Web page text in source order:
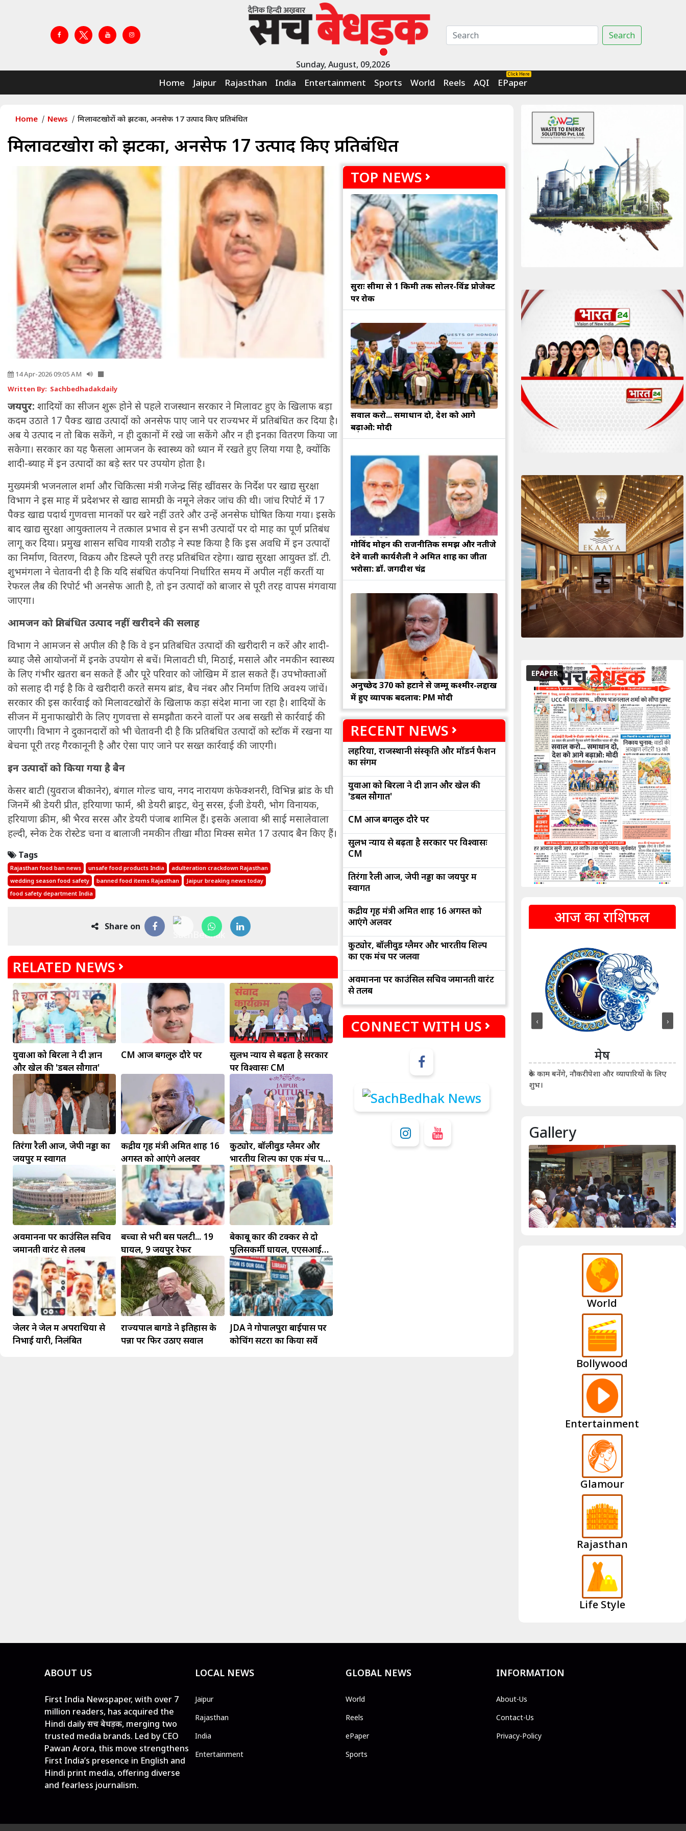
Sunday, August, 09,2026
Search
Home Jaipur Rajasthan India Entertainment Sports World Reels AQI
Click Here
EPaper
Home News मिलावटखोरों को झटका, अनसेफ 17 उत्पाद किए प्रतिबंधित
मिलावटखोरों को झटका, अनसेफ 17 उत्पाद किए प्रतिबंधित
14 Apr-2026 09:05 AM
Written By: Sachbedhadakdaily
जयपुर: शादियों का सीजन शुरू होने से पहले राजस्थान सरकार ने मिलावट हुए के खिलाफ बड़ा
कदम उठाते 17 पैक्ड खाद्य उत्पादों को अनसेफ पाए जाने पर राज्यभर में प्रतिबंधित कर दिया है।
अब ये उत्पाद न तो बिक सकेंगे, न ही दुकानों में रखे जा सकेंगे और न ही इनका वितरण किया जा
सकेगा। सरकार का यह फैसला आमजन के स्वास्थ्य को ध्यान में रखते हुए लिया गया है, क्योंकि
शादी-ब्याह में इन उत्पादों का बड़े स्तर पर उपयोग होता है।
मुख्यमंत्री भजनलाल शर्मा और चिकित्सा मंत्री गजेन्द्र सिंह खींवसर के निर्देश पर खाद्य सुरक्षा
विभाग ने इस माह में प्रदेशभर से खाद्य सामग्री के नमूने लेकर जांच की थी। जांच रिपोर्ट में 17
पैक्ड खाद्य पदार्थ गुणवत्ता मानकों पर खरे नहीं उतरे और उन्हें अनसेफ घोषित किया गया। इसके
बाद खाद्य सुरक्षा आयुक्तालय ने तत्काल प्रभाव से इन सभी उत्पादों पर दो माह का पूर्ण प्रतिबंध
लागू कर दिया। प्रमुख शासन सचिव गायत्री राठौड़ ने स्पष्ट किया है कि इस अवधि में इन उत्पादों
का निर्माण, वितरण, विक्रय और डिस्प्ले पूरी तरह प्रतिबंधित रहेगा। खाद्य सुरक्षा आयुक्त डॉ. टी.
शुभमंगला ने चेतावनी दी है कि यदि संबंधित कंपनियां निर्धारित समय में अपील नहीं करतीं या
रेफरल लैब की रिपोर्ट भी अनसेफ आती है, तो इन उत्पादों को बाजार से पूरी तरह वापस मंगवाया
जाएगा।
आमजन को प्रतिबंधित उत्पाद नहीं खरीदने की सलाह
विभाग ने आमजन से अपील की है कि वे इन प्रतिबंधित उत्पादों की खरीदारी न करें और शादी-
ब्याह जैसे आयोजनों में इनके उपयोग से बचें। मिलावटी घी, मिठाई, मसाले और नमकीन स्वास्थ्य
के लिए गंभीर खतरा बन सकते हैं और पूरे परिवार को जोखिम में डाल सकते हैं। उपभोक्ताओं
को सलाह दी गई है कि वे खरीदारी करते समय ब्रांड, बैच नंबर और निर्माण तिथि अवश्य जांचें।
सरकार की इस कार्रवाई को मिलावटखोरों के खिलाफ कड़ा संदेश माना जा रहा है। शादियों के
सीजन में मुनाफाखोरी के लिए गुणवत्ता से समझौता करने वालों पर अब सख्ती से कार्रवाई की
जाएगी। विभाग ने दुकानदारों को भी चेतावनी दी है कि प्रतिबंधित उत्पादों को स्टॉक में रखना या
बेचना पूरी तरह गैरकानूनी है और ऐसा पाए जाने पर सख्त कार्रवाई की जाएगी।
इन उत्पादों को किया गया है बैन
केसर बाटी (युवराज बीकानेर), बंगाल गोल्ड चाय, नगद नारायण कंफेक्शनरी, विभिन्न ब्रांड के घी
जिनमें श्री डेयरी प्रीत, हरियाणा फार्म, श्री डेयरी ब्राइट, थेनु सरस, ईजी डेयरी, भोग विनायक,
हरियाणा क्रीम, श्री भैरव सरस और डेयरी पंजाब शामिल हैं। इसके अलावा श्री साई मसालेवाला
हल्दी, स्नेक टेक रोस्टेड चना व बालाजी नमकीन तीखा मीठा मिक्स समेत 17 उत्पाद बैन किए हैं।
Tags
Rajasthan food ban news unsafe food products India
adulteration crackdown Rajasthan
wedding season food safety
banned food items Rajasthan
Jaipur breaking news today
food safety department India
Share on
RELATED NEWS
युवाओं को बिरला ने दी ज्ञान
और खेल की 'डबल सौगात'
CM आज बेंगलुरु दौरे पर
सुलभ न्याय से बढ़ता है सरकार
पर विश्वासः CM
तिरंगा रैली आज, जेपी नड्डा का
जयपुर में स्वागत
केंद्रीय गृह मंत्री अमित शाह 16
अगस्त को आएंगे अलवर
कुट्योर, बॉलीवुड ग्लैमर और
भारतीय शिल्प का एक मंच पर
जलवा
अवमानना पर काउंसिल सचिव
जमानती वारंट से तलब
बच्चों से भरी बस पलटी... 19
घायल, 9 जयपुर रेफर
बेकाबू कार की टक्कर से दो
पुलिसकर्मी घायल, एएसआई
की हालत गंभीर
जेलर ने जेल में अपराधियों से
निभाई यारी, निलंबित
राज्यपाल बागडे ने इतिहास के
पन्नों पर फिर उठाए सवाल
JDA ने गोपालपुरा बाईपास पर
कोचिंग सेंटरों का किया सर्वे
TOP NEWS
सुरक्षाः सीमा से 1 किमी तक सोलर-विंड प्रोजेक्ट
पर रोक
सवाल करो... समाधान दो, देश को आगे
बढ़ाओ: मोदी
गोविंद मोहन की राजनीतिक समझ और नतीजे
देने वाली कार्यशैली ने अमित शाह का जीता
भरोसा: डॉ. जगदीश चंद्र
अनुच्छेद 370 को हटाने से जम्मू कश्मीर-लद्दाख
में हुए व्यापक बदलाव: PM मोदी
RECENT NEWS
लहरिया, राजस्थानी संस्कृति और मॉडर्न फैशन
का संगम
युवाओं को बिरला ने दी ज्ञान और खेल की
'डबल सौगात'
CM आज बेंगलुरु दौरे पर
सुलभ न्याय से बढ़ता है सरकार पर विश्वासः
CM
तिरंगा रैली आज, जेपी नड्डा का जयपुर में
स्वागत
केंद्रीय गृह मंत्री अमित शाह 16 अगस्त को
आएंगे अलवर
कुट्योर, बॉलीवुड ग्लैमर और भारतीय शिल्प
का एक मंच पर जलवा
अवमानना पर काउंसिल सचिव जमानती वारंट
से तलब
CONNECT WITH US
EPAPER
आज का राशिफल
धनु
बड़ी डील हाथ लग सकती
मकर
सुखद पलों की प्राप्ति होगी। फिजूल के खर्चे बढ़ेंगे,
सुख सुविधाओं में इजाफा होगा।
कुंभ
धनलाभ के अवसरों में वृद्धि के साथ अपनी योजनाओं
पर काम करते रहे।
मीन
संभलकर रहे, जल्दबाजी नहीं दिखाए। कानूनी वाद-
विवादों से बचे।
मेष
रुके काम बनेंगे, नौकरीपेशा और व्यापारियों के लिए
शुभ।
‹ ›
Gallery
World
Bollywood
Entertainment
Glamour
Rajasthan
Life Style
ABOUT US
First India Newspaper, with over 7
million readers, has acquired the
Hindi daily सच बेधड़क, merging two
trusted media brands. Led by CEO
Pawan Arora, this move strengthens
First India’s presence in English and
Hindi print media, offering diverse
and fearless journalism.
LOCAL NEWS
Jaipur
Rajasthan
India
Entertainment
GLOBAL NEWS
World
Reels
ePaper
Sports
INFORMATION
About-Us
Contact-Us
Privacy-Policy